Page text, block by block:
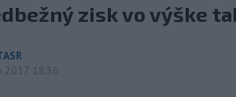
zisk vo výške
2017 18:36